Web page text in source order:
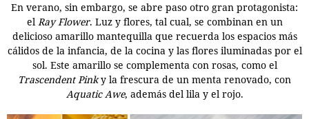
En verano, sin embargo, se abre paso otro gran protagonista:
el Ray Flower. Luz y flores, tal cual, se combinan en un
delicioso amarillo mantequilla que recuerda los espacios más
cálidos de la infancia, de la cocina y las flores iluminadas por el
sol. Este amarillo se complementa con rosas, como el
Trascendent Pinky la frescura de un menta renovado, con
Aquatic Awe, además del lila y el rojo.